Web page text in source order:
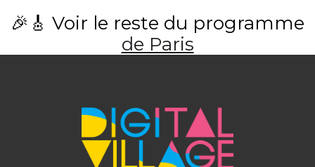
🎉🎸 Voir le reste du programme
de Paris